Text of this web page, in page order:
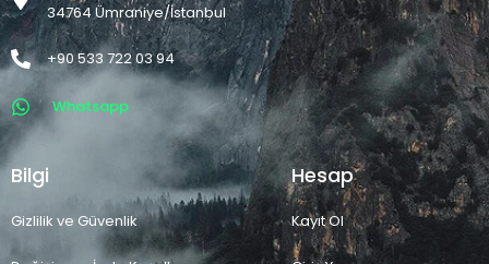
34764 Ümraniye/İstanbul
+90 533 722 03 94
Whatsapp
Bilgi
Gizlilik ve Güvenlik
Hesap
Kayıt Ol